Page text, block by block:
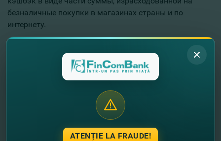
безналичные покупки в магазинах страны и по
интернету.
Для нашей команды очень ценна и важна награда
Leader in Moneysend: Clickpay.md. О значимости
услуги мы судим по поведению клиента — росту
количества операций, отзывов, рекомендаций, а
награда от Mastercard подтверждает важность нашей
работы с точки зрения платежной системы. Это та
идеальная ситуация, когда продукт оценивается всеми
ATENȚIE LA FRAUDE!